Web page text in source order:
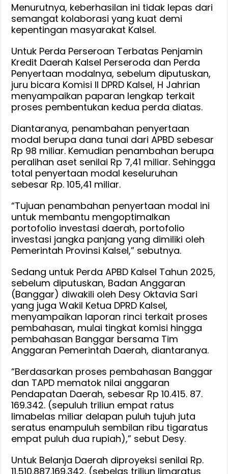
Menurutnya, keberhasilan ini tidak lepas dari
semangat kolaborasi yang kuat demi
kepentingan masyarakat Kalsel.
Untuk Perda Perseroan Terbatas Penjamin
Kredit Daerah Kalsel Perseroda dan Perda
Penyertaan modalnya, sebelum diputuskan,
juru bicara Komisi II DPRD Kalsel, H Jahrian
menyampaikan paparan lengkap terkait
proses pembentukan kedua perda diatas.
Diantaranya, penambahan penyertaan
modal berupa dana tunai dari APBD sebesar
Rp 98 miliar. Kemudian penambahan berupa
peralihan aset senilai Rp 7,41 miliar. Sehingga
total penyertaan modal keseluruhan
sebesar Rp. 105,41 miliar.
“Tujuan penambahan penyertaan modal ini
untuk membantu mengoptimalkan
portofolio investasi daerah, portofolio
investasi jangka panjang yang dimiliki oleh
Pemerintah Provinsi Kalsel,” sebutnya.
Sedang untuk Perda APBD Kalsel Tahun 2025,
sebelum diputuskan, Badan Anggaran
(Banggar) diwakili oleh Desy Oktavia Sari
yang juga Wakil Ketua DPRD Kalsel,
menyampaikan laporan rinci terkait proses
pembahasan, mulai tingkat komisi hingga
pembahasan Banggar bersama Tim
Anggaran Pemerintah Daerah, diantaranya.
“Berdasarkan proses pembahasan Banggar
dan TAPD mematok nilai anggaran
Pendapatan Daerah, sebesar Rp 10.415. 87.
169.342. (sepuluh triliun empat ratus
limabelas miliar delapan puluh tujuh juta
seratus enampuluh sembilan ribu tigaratus
empat puluh dua rupiah),” sebut Desy.
Untuk Belanja Daerah diproyeksi senilai Rp.
11.510.887.169.342. (sebelas triliun limaratus